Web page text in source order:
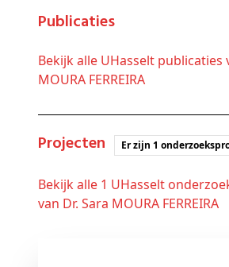
Publicaties
Bekijk alle UHasselt publicaties van Dr. Sara
MOURA FERREIRA
Projecten Er zijn 1
Bekijk alle 1 UHasselt onderzoeksprojecten
van Dr. Sara MOURA FERREIRA